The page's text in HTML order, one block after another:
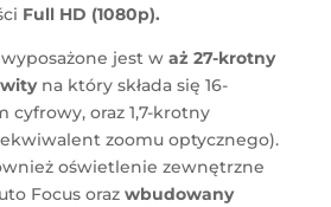
Full HD (1080p).
jest waż 27-krotny
na który składa się 16-
cyfrowy, oraz 1,7-krotny
zoomu optycznego).
oświetlenie zewnętrzne
Focus orazwbudowany